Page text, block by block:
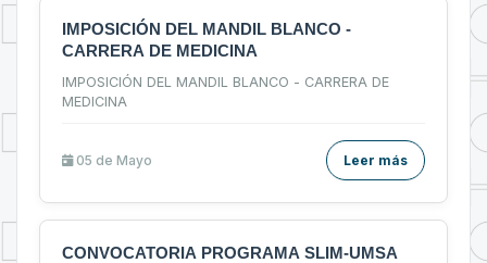
IMPOSICIÓN DEL MANDIL BLANCO -
CARRERA DE MEDICINA
IMPOSICIÓN DEL MANDIL BLANCO - CARRERA DE
MEDICINA
05 de Mayo Leer más
CONVOCATORIA PROGRAMA SLIM-UMSA